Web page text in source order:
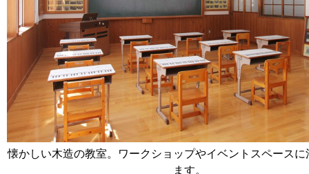
懐かしい木造の教室。ワークショップやイベントスペースに
ます。